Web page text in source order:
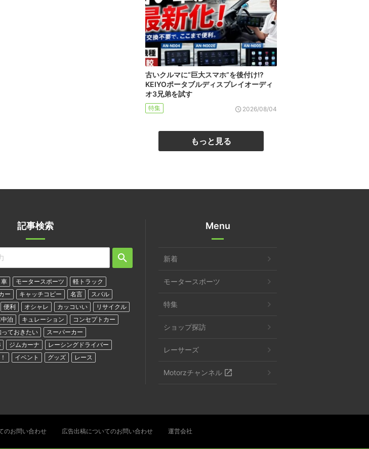
古いクルマに“巨大スマホ”を後付け!?
KEIYOポータブルディスプレイオーディ
オ3兄弟を試す
特集 2026/08/04
もっと見る
記事検索
車 モータースポーツ
軽トラック
ー キャッチコピー 名言
スバル
便利 オシャレ カッコいい
リサイクル
泊 キュレーション
コンセプトカー
っておきたい
スーパーカー
ジムカーナ
レーシングドライバー
イベント グッズ レース
Menu
新着
モータースポーツ
特集
ショップ探訪
レーサーズ
Motorzチャンネル
のお問い合わせ 広告出稿についてのお問い合わせ 運営会社